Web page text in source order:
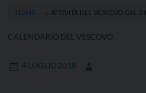
HOME ATTIVITÀ DEL VESCOVO DAL
CALENDARIO DEL VESCOVO
4 LUGLIO 2018